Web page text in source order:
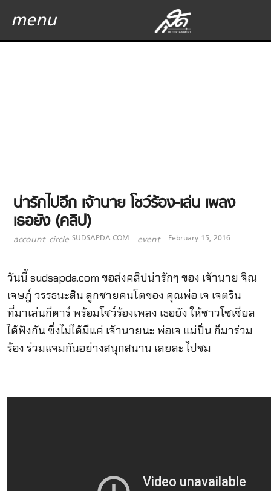
menu
น่ารักไปอีก เจ้านาย โชว์ร้อง-เล่น เพลง
เธอยัง (คลิป)
account_circle SUDSAPDA.COM event February 15, 2016
วันนี้ sudsapda.com ขอส่งคลิปน่ารักๆ ของ เจ้านาย จิณ
เจษฎ์ วรรธนะสิน ลูกชายคนโตของ คุณพ่อ เจ เจตริน
ที่มาเล่นกีตาร์ พร้อมโชว์ร้องเพลง เธอยัง ให้ชาวโซเชียล
ได้ฟังกัน ซึ่งไม่ได้มีแค่ เจ้านายนะ พ่อเจ แม่ปิ่น ก็มาร่วม
ร้อง ร่วมแจมกันอย่างสนุกสนาน เลยละ ไปชม